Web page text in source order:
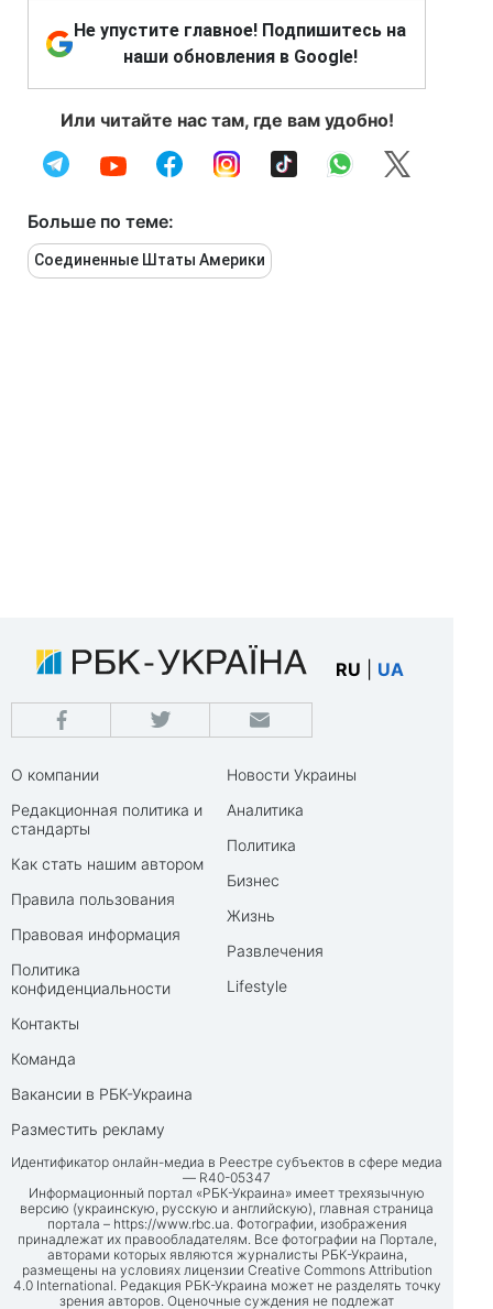
Не упустите главное! Подпишитесь на
наши обновления в Google!
Или читайте нас там, где вам удобно!
Больше по теме:
Соединенные Штаты Америки
RU UA
О компании
Редакционная политика и
стандарты
Как стать нашим автором
Правила пользования
Правовая информация
Политика
конфиденциальности
Контакты
Команда
Вакансии в РБК-Украина
Разместить рекламу
Новости Украины
Аналитика
Политика
Бизнес
Жизнь
Развлечения
Lifestyle
Идентификатор онлайн-медиа в Реестре субъектов в сфере медиа
— R40-05347
Информационный портал «РБК-Украина» имеет трехязычную
версию (украинскую, русскую и английскую), главная страница
портала – https://www.rbc.ua. Фотографии, изображения
принадлежат их правообладателям. Все фотографии на Портале,
авторами которых являются журналисты РБК-Украина,
размещены на условиях лицензии Creative Commons Attribution
4.0 International. Редакция РБК-Украина может не разделять точку
зрения авторов. Оценочные суждения не подлежат